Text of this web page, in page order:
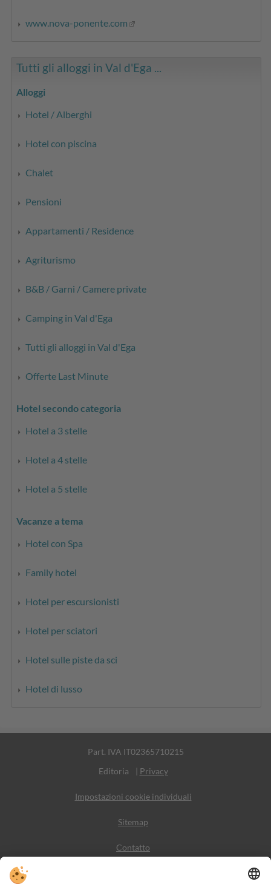
www.nova-ponente.com
Tutti gli alloggi in Val d'Ega ...
Alloggi
Hotel / Alberghi
Hotel con piscina
Chalet
Pensioni
Appartamenti / Residence
Agriturismo
B&B / Garni / Camere private
Camping in Val d'Ega
Tutti gli alloggi in Val d'Ega
Offerte Last Minute
Hotel secondo categoria
Hotel a 3 stelle
Hotel a 4 stelle
Hotel a 5 stelle
Vacanze a tema
Hotel con Spa
Family hotel
Hotel per escursionisti
Hotel per sciatori
Hotel sulle piste da sci
Hotel di lusso
Part. IVA IT02365710215
Editoria
| Privacy
Impostazioni cookie individuali
Sitemap
Contatto